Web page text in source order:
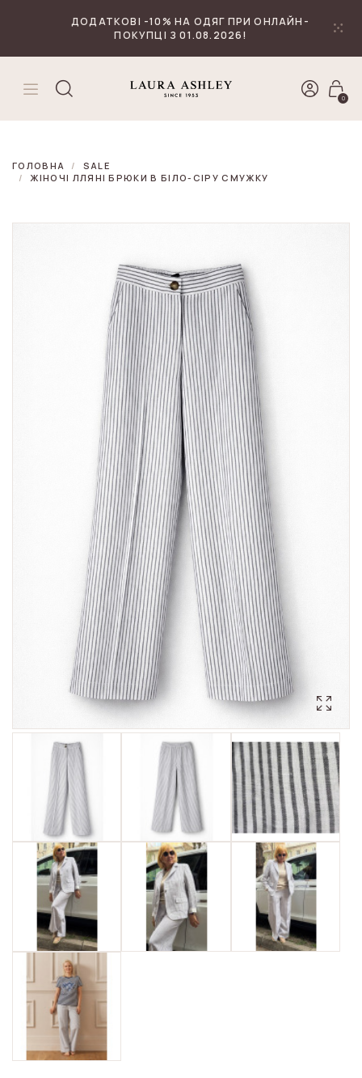
ДОДАТКОВІ -10% НА ОДЯГ ПРИ ОНЛАЙН-
ПОКУПЦІ З 01.08.2026!
0
ГОЛОВНА
SALE
ЖІНОЧІ ЛЛЯНІ БРЮКИ В БІЛО-СІРУ СМУЖКУ